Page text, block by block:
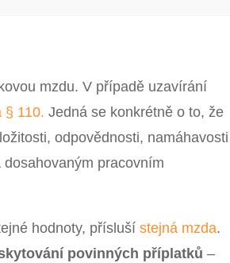
mzdu. V případě uzavírání
§ 110. Jedná se konkrétně o to, že
odpovědnosti, namáhavosti
pracovním
hodnoty, příslušístejná mzda.
povinných příplatků –